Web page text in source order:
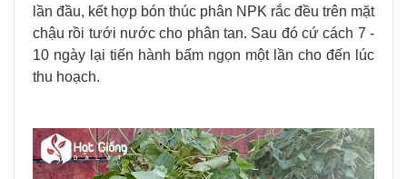
lần đầu, kết hợp bón thúc phân NPK rắc đều trên mặt
chậu rồi tưới nước cho phân tan. Sau đó cứ cách 7 -
10 ngày lại tiến hành bấm ngọn một lần cho đến lúc
thu hoạch.